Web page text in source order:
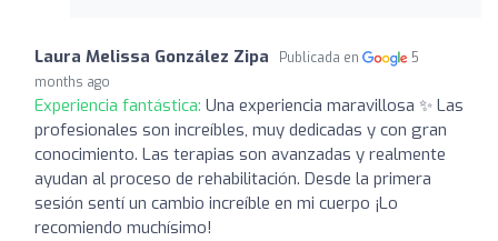
Laura Melissa González Zipa Publicada en
5
months ago
Experiencia fantástica: Una experiencia maravillosa ✨ Las
profesionales son increíbles, muy dedicadas y con gran
conocimiento. Las terapias son avanzadas y realmente
ayudan al proceso de rehabilitación. Desde la primera
sesión sentí un cambio increíble en mi cuerpo ¡Lo
recomiendo muchísimo!